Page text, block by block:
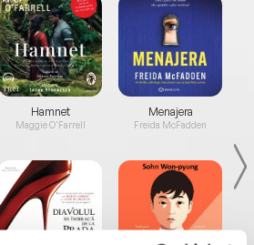
Hamnet
Maggie O'Farrell
Menajera
Freida McFadden